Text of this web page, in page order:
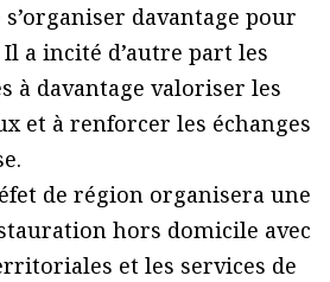
davantage pour
a incité d’autre part les
à davantage valoriser les
et à renforcer les échanges
de région organisera une
hors domicile avec
et les services de